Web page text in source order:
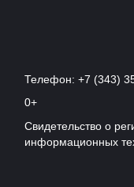
Телефон: +7 (343)
0+
Свидетельство о
информационных